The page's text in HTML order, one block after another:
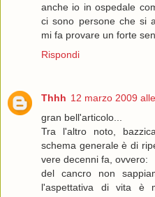
anche io in ospedale
ci sono persone che si
mi fa provare un forte
Rispondi
Thhh 12 marzo 2009
gran bell'articolo...
Tra l'altro noto,
schema generale è di
vere decenni fa, ovvero:
del cancro non
l'aspettativa di vita è